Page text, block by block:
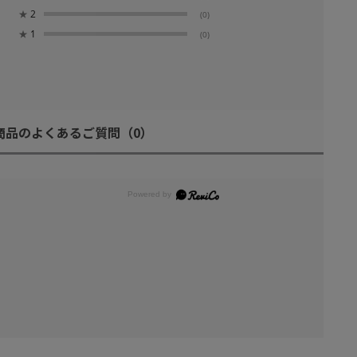
★ 2 (0)
★ 1 (0)
品のよくあるご質問 （0）